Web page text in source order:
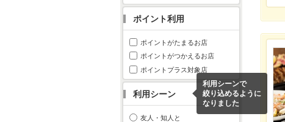
ポイント利用
ポイントがたまるお店
ポイントがつかえるお店
ポイントプラス対象店
利用シーン
利用シーンで
絞り込めるように
なりました
友人・知人と